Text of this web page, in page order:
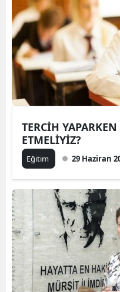
TERCİH
ETMELİYİZ?
Eğitim 29 Haziran